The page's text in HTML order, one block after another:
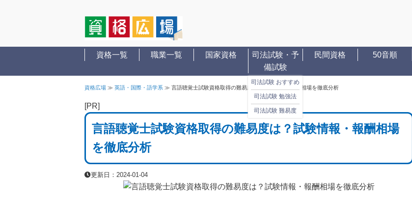
資格一覧 職業一覧 国家資格
司法試験・予
備試験
司法試験 おすすめ
司法試験 勉強法
司法試験 難易度
民間資格 50音順
資格広場 ≫ 英語・国際・語学系 ≫ 言語聴覚士試験資格取得の難易度は？試験情報・報酬相場を徹底分析
[PR]
言語聴覚士試験資格取得の難易度は？試験情報・報酬相場
を徹底分析
更新日：2024-01-04